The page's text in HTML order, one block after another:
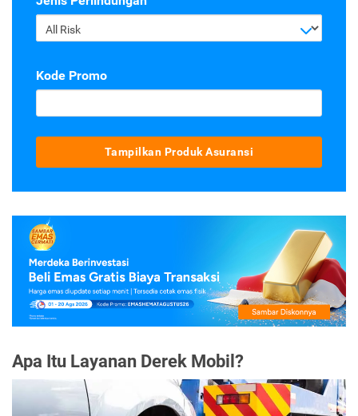
All Risk
Kode Promo
Tampilkan Produk Asuransi
Apa Itu Layanan Derek Mobil?